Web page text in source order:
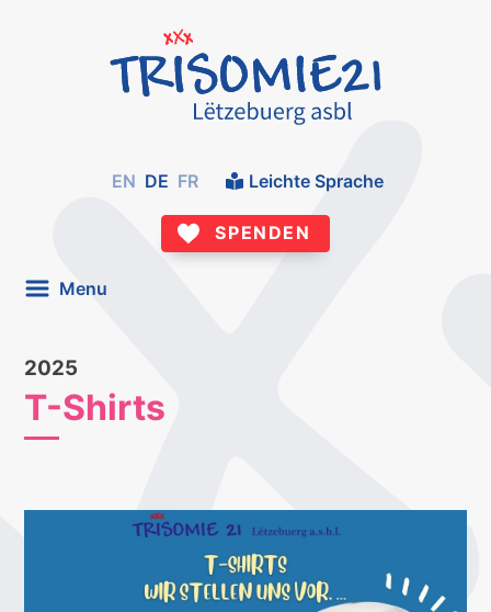
EN DE FR Leichte Sprache
SPENDEN
Menu
2025
T-Shirts